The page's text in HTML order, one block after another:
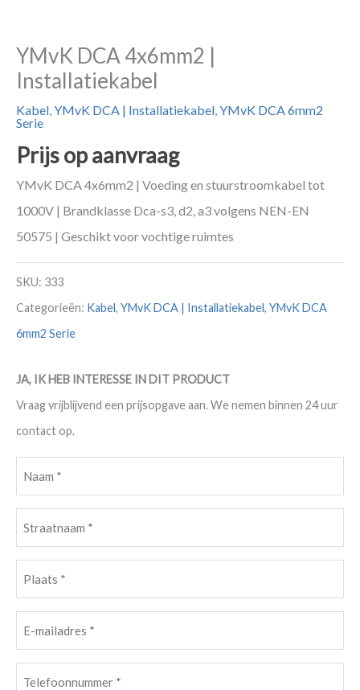
YMvK DCA 4x6mm2 |
Installatiekabel
Kabel,YMvK DCA | Installatiekabel,YMvK DCA 6mm2
Serie
Prijs op aanvraag
YMvK DCA 4x6mm2 | Voeding en stuurstroomkabel tot
1000V | Brandklasse Dca-s3, d2, a3 volgens NEN-EN
50575 | Geschikt voor vochtige ruimtes
SKU: 333
Categorieën: Kabel, YMvK DCA | Installatiekabel, YMvK DCA
6mm2 Serie
JA, IK HEB INTERESSE IN DIT PRODUCT
Vraag vrijblijvend een prijsopgave aan. We nemen binnen 24 uur
contact op.
(Vereist)
(Vereist)
(Vereist)
mailadres
(Vereist)